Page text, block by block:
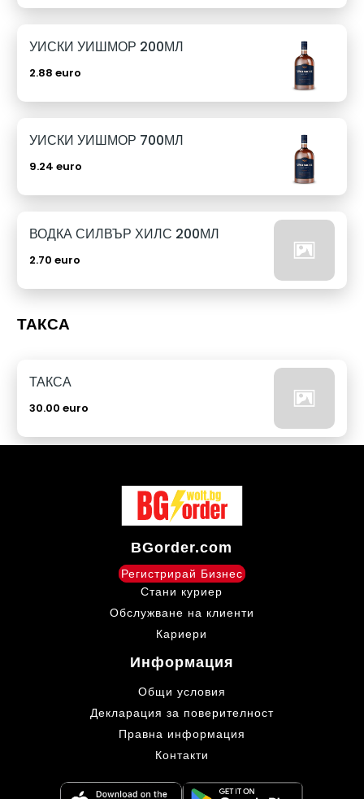
УИСКИ УИШМОР 200МЛ
2.88 euro
УИСКИ УИШМОР 700МЛ
9.24 euro
ВОДКА СИЛВЪР ХИЛС 200МЛ
2.70 euro
ТАКСА
ТАКСА
30.00 euro
BGorder.com
Регистрирай Бизнес
Стани куриер
Обслужване на клиенти
Кариери
Информация
Общи условия
Декларация за поверителност
Правна информация
Контакти